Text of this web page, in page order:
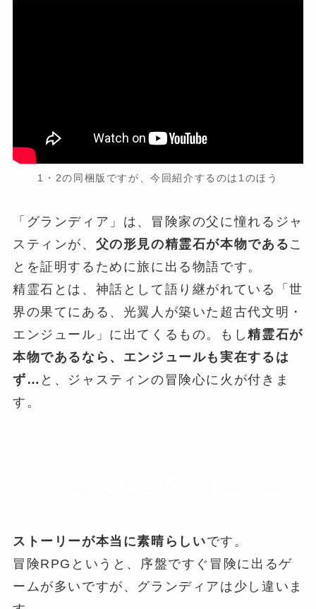
1・2の同梱版ですが、今回紹介するのは1のほう
「グランディア」は、冒険家の父に憧れるジャ
スティンが、 父の形見の精霊石が本物である こ
とを証明するために旅に出る物語です。
精霊石とは、神話として語り継がれている「世
界の果てにある、光翼人が築いた超古代文明・
エンジュール」に出てくるもの。もし精霊石が
本物であるなら、エンジュールも実在するは
ず… と、ジャスティンの冒険心に火が付きま
す。
ストーリーが本当に素晴らしいです。
冒険RPGというと、序盤ですぐ冒険に出るゲ
ームが多いですが、グランディアは少し違いま